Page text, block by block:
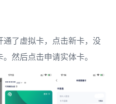
了虚拟卡，点击新卡，没
然后点击申请实体卡。